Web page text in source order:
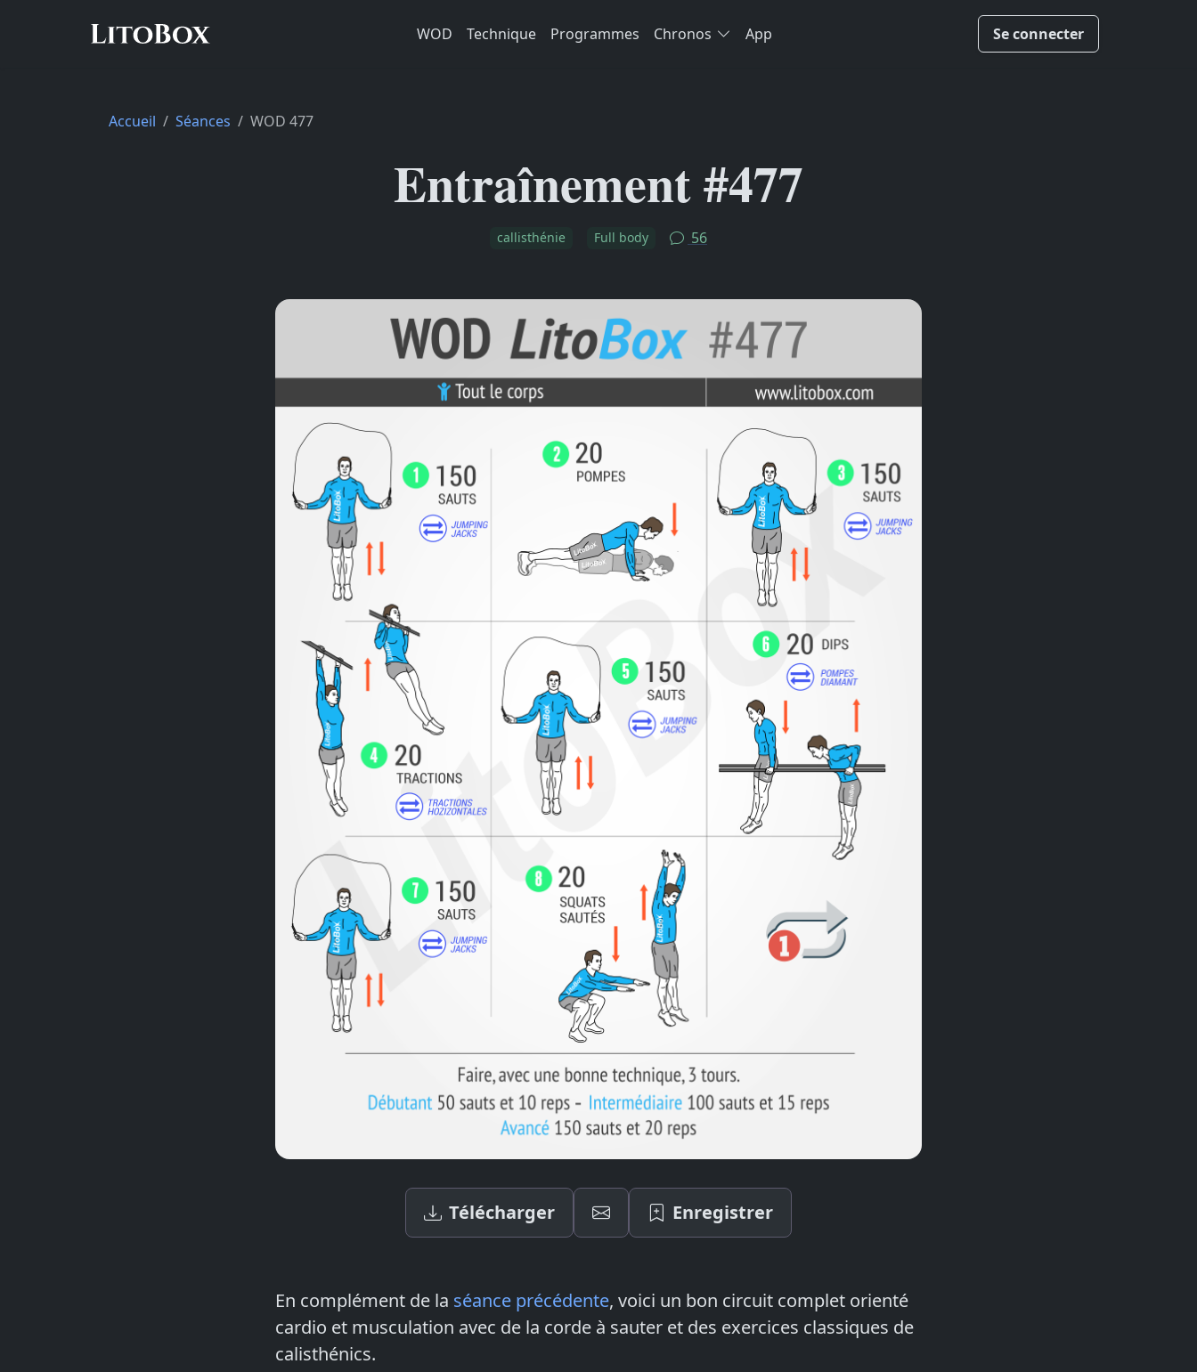
Se connecter
WOD Technique Programmes Chronos App
Accueil Séances WOD 477
Entraînement #477
callisthénie Full body 56
Télécharger Enregistrer
En complément de la séance précédente, voici un bon circuit complet orienté
cardio et musculation avec de la corde à sauter et des exercices classiques de
calisthénics.